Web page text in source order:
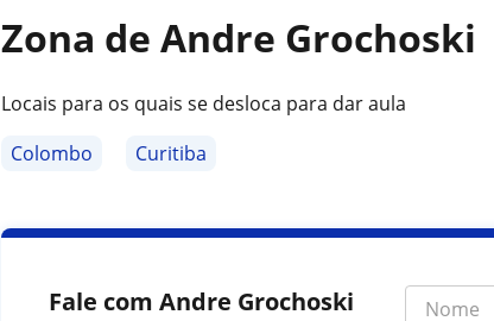
Zona de Andre Grochoski
Locais para os quais se desloca para dar aula
Colombo
Curitiba
Fale com Andre Grochoski